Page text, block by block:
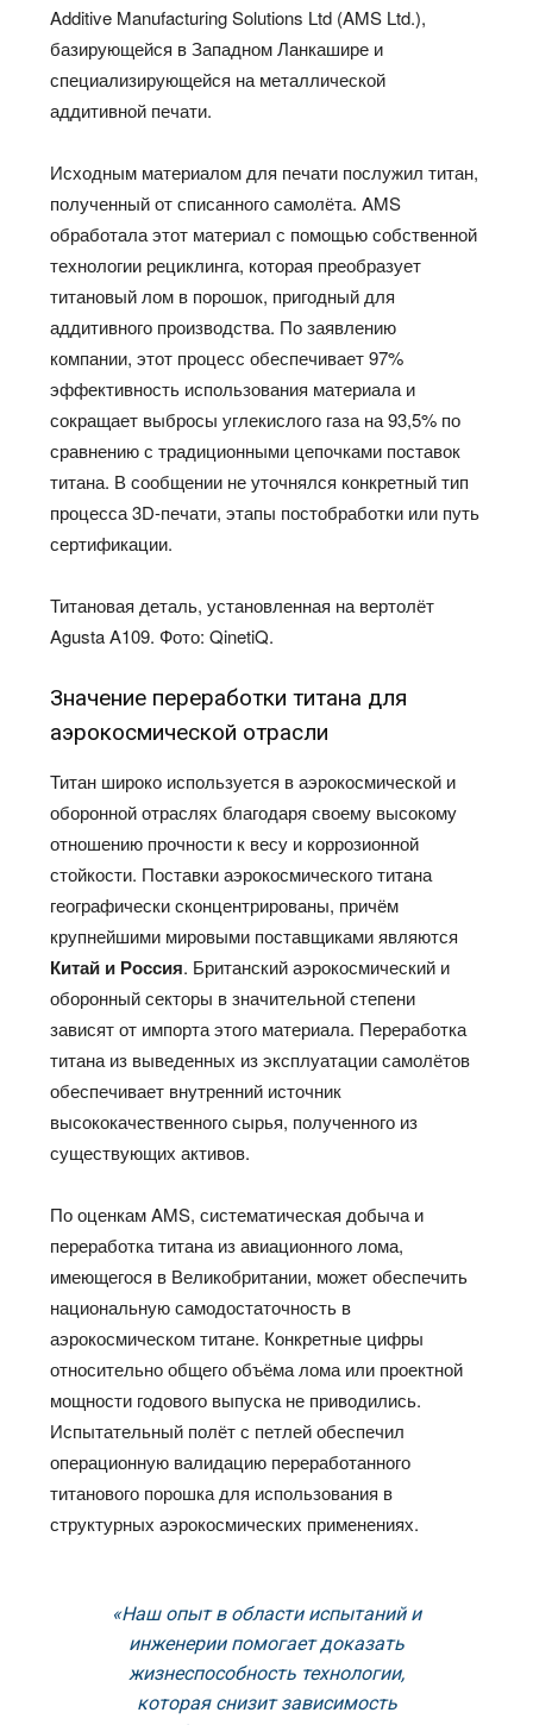
Additive Manufacturing Solutions Ltd (AMS Ltd.),
базирующейся в Западном Ланкашире и
специализирующейся на металлической
аддитивной печати.
Исходным материалом для печати послужил титан,
полученный от списанного самолёта. AMS
обработала этот материал с помощью собственной
технологии рециклинга, которая преобразует
титановый лом в порошок, пригодный для
аддитивного производства. По заявлению
компании, этот процесс обеспечивает 97%
эффективность использования материала и
сокращает выбросы углекислого газа на 93,5% по
сравнению с традиционными цепочками поставок
титана. В сообщении не уточнялся конкретный тип
процесса 3D-печати, этапы постобработки или путь
сертификации.
Титановая деталь, установленная на вертолёт
Agusta A109. Фото: QinetiQ.
Значение переработки титана для
аэрокосмической отрасли
Титан широко используется в аэрокосмической и
оборонной отраслях благодаря своему высокому
отношению прочности к весу и коррозионной
стойкости. Поставки аэрокосмического титана
географически сконцентрированы, причём
крупнейшими мировыми поставщиками являются
Китай и Россия. Британский аэрокосмический и
оборонный секторы в значительной степени
зависят от импорта этого материала. Переработка
титана из выведенных из эксплуатации самолётов
обеспечивает внутренний источник
высококачественного сырья, полученного из
существующих активов.
По оценкам AMS, систематическая добыча и
переработка титана из авиационного лома,
имеющегося в Великобритании, может обеспечить
национальную самодостаточность в
аэрокосмическом титане. Конкретные цифры
относительно общего объёма лома или проектной
мощности годового выпуска не приводились.
Испытательный полёт с петлей обеспечил
операционную валидацию переработанного
титанового порошка для использования в
структурных аэрокосмических применениях.
«Наш опыт в области испытаний и
инженерии помогает доказать
жизнеспособность технологии,
которая снизит зависимость